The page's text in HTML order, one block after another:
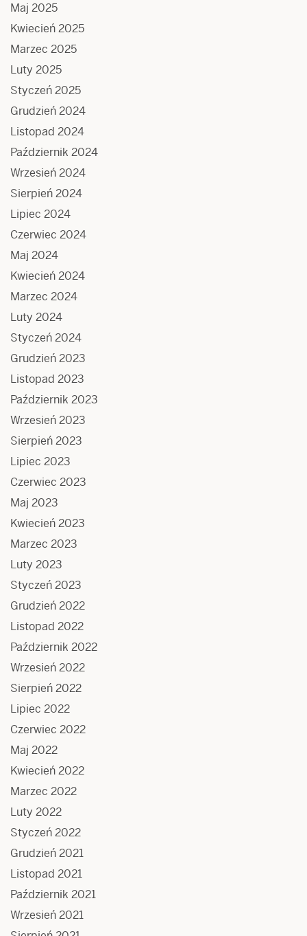
Maj 2025
Kwiecień 2025
Marzec 2025
Luty 2025
Styczeń 2025
Grudzień 2024
Listopad 2024
Październik 2024
Wrzesień 2024
Sierpień 2024
Lipiec 2024
Czerwiec 2024
Maj 2024
Kwiecień 2024
Marzec 2024
Luty 2024
Styczeń 2024
Grudzień 2023
Listopad 2023
Październik 2023
Wrzesień 2023
Sierpień 2023
Lipiec 2023
Czerwiec 2023
Maj 2023
Kwiecień 2023
Marzec 2023
Luty 2023
Styczeń 2023
Grudzień 2022
Listopad 2022
Październik 2022
Wrzesień 2022
Sierpień 2022
Lipiec 2022
Czerwiec 2022
Maj 2022
Kwiecień 2022
Marzec 2022
Luty 2022
Styczeń 2022
Grudzień 2021
Listopad 2021
Październik 2021
Wrzesień 2021